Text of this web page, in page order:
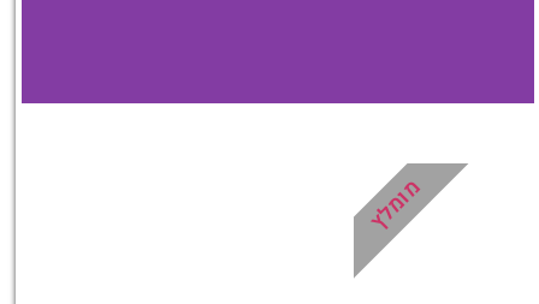
מציאת מלון
מומלץ?
מומלץ